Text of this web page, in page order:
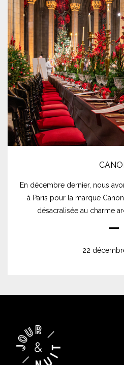
En décembre dernier, nous
à Paris pour la marque
désacralisée au charme
22